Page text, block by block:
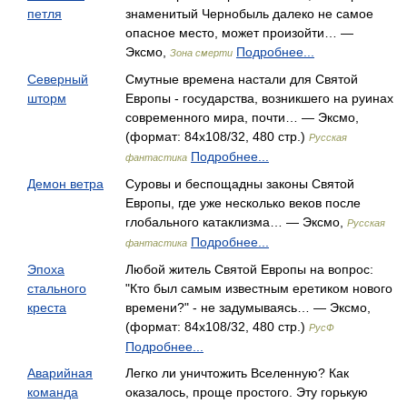
петля
знаменитый Чернобыль далеко не самое
опасное место, может произойти… —
Эксмо,
Зона смерти Подробнее...
Северный
шторм
Смутные времена настали для Святой
Европы - государства, возникшего на руинах
современного мира, почти… — Эксмо,
(формат: 84x108/32, 480 стр.) Русская
фантастика Подробнее...
Демон ветра
Суровы и беспощадны законы Святой
Европы, где уже несколько веков после
глобального катаклизма… — Эксмо,
Русская
фантастика Подробнее...
Эпоха
стального
креста
Любой житель Святой Европы на вопрос:
"Кто был самым известным еретиком нового
времени?" - не задумываясь… — Эксмо,
(формат: 84x108/32, 480 стр.) РусФ
Подробнее...
Аварийная
команда
Легко ли уничтожить Вселенную? Как
оказалось, проще простого. Эту горькую